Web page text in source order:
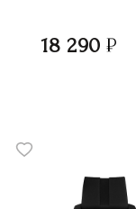
18 290